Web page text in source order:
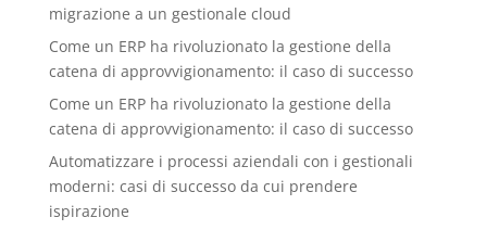
migrazione a un gestionale cloud
Come un ERP ha rivoluzionato la gestione della
catena di approvvigionamento: il caso di successo
Come un ERP ha rivoluzionato la gestione della
catena di approvvigionamento: il caso di successo
Automatizzare i processi aziendali con i gestionali
moderni: casi di successo da cui prendere
ispirazione